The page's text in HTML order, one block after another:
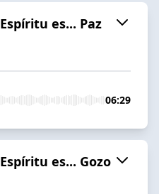
es... Paz
06:29
es... Gozo